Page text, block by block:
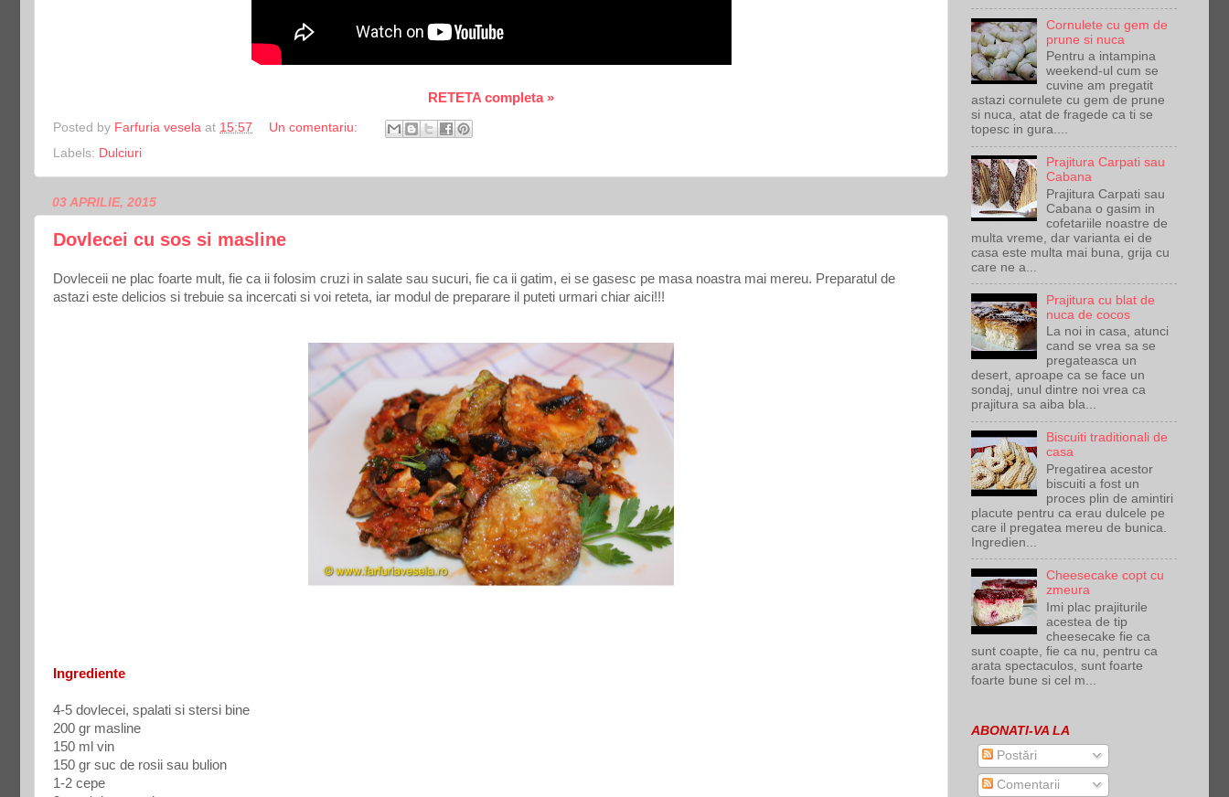
RETETA completa »
Posted by Farfuria vesela at 15:57
Un comentariu:
Labels: Dulciuri
03 APRILIE, 2015
Dovlecei cu sos si masline
Dovleceii ne plac foarte mult, fie ca ii folosim cruzi in salate sau sucuri, fie ca ii gatim, ei se gasesc pe masa noastra mai mereu. Preparatul de
astazi este delicios si trebuie sa incercati si voi reteta, iar modul de preparare il puteti urmari chiar aici!!!
Ingrediente
4-5 dovlecei, spalati si stersi bine
200 gr masline
150 ml vin
150 gr suc de rosii sau bulion
1-2 cepe
Cornulete cu gem de
prune si nuca
Pentru a intampina
weekend-ul cum se
cuvine am pregatit
astazi cornulete cu gem de prune
si nuca, atat de fragede ca ti se
topesc in gura....
Prajitura Carpati sau
Cabana
Prajitura Carpati sau
Cabana o gasim in
cofetariile noastre de
multa vreme, dar varianta ei de
casa este multa mai buna, grija cu
care ne a...
Prajitura cu blat de
nuca de cocos
La noi in casa, atunci
cand se vrea sa se
pregateasca un
desert, aproape ca se face un
sondaj, unul dintre noi vrea ca
prajitura sa aiba bla...
Biscuiti traditionali de
casa
Pregatirea acestor
biscuiti a fost un
proces plin de amintiri
placute pentru ca erau dulcele pe
care il pregatea mereu de bunica.
Ingredien...
Cheesecake copt cu
zmeura
Imi plac prajiturile
acestea de tip
cheesecake fie ca
sunt coapte, fie ca nu, pentru ca
arata spectaculos, sunt foarte
foarte bune si cel m...
ABONATI-VA LA
Postări
Comentarii